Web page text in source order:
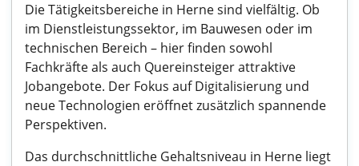
Die Tätigkeitsbereiche in Herne sind vielfältig. Ob
im Dienstleistungssektor, im Bauwesen oder im
technischen Bereich – hier finden sowohl
Fachkräfte als auch Quereinsteiger attraktive
Jobangebote. Der Fokus auf Digitalisierung und
neue Technologien eröffnet zusätzlich spannende
Perspektiven.
Das durchschnittliche Gehaltsniveau in Herne liegt